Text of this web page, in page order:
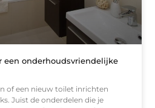
een onderhoudsvriendelijke
of een nieuw toilet inrichten
Juist de onderdelen die je